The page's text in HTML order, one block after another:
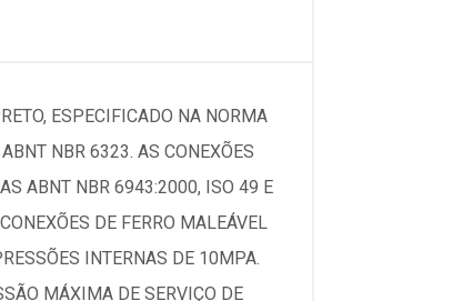
ESPECIFICADO NA NORMA
NBR 6323. AS CONEXÕES
ABNT NBR 6943:2000, ISO 49 E
DE FERRO MALEÁVEL
INTERNAS DE 10MPA.
MÁXIMA DE SERVIÇO DE